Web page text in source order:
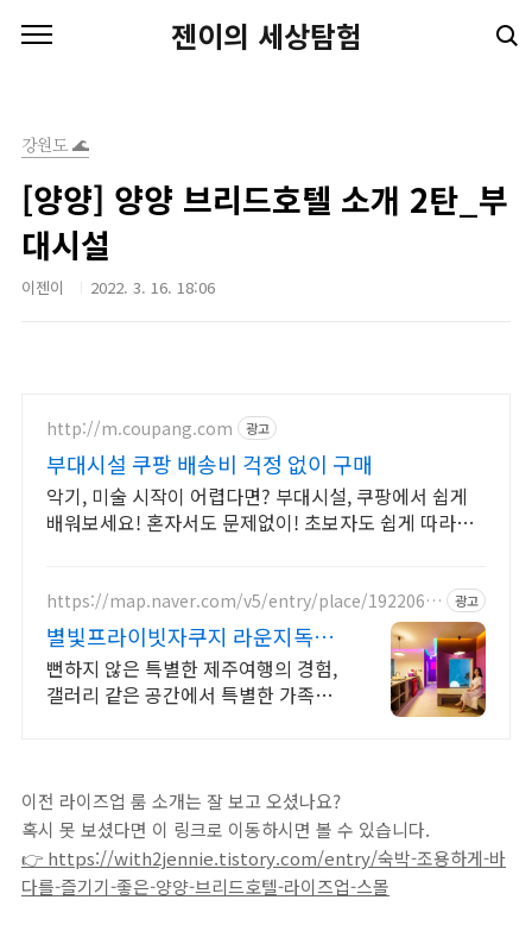
젠이의 세상탐험
강원도 🌊
[양양] 양양 브리드호텔 소개 2탄_부
대시설
이젠이 2022. 3. 16. 18:06
http://m.coupang.com 광고
부대시설 쿠팡 배송비 걱정 없이 구매
악기, 미술 시작이 어렵다면? 부대시설, 쿠팡에서 쉽게
배워보세요! 혼자서도 문제없이! 초보자도 쉽게 따라하
https://map.naver.com/v5/entry/place/1922063
광고
별빛프라이빗자쿠지 라운지독채
사진보다 더좋아요. 찐 리뷰
뻔하지 않은 특별한 제주여행의 경험,
갤러리 같은 공간에서 특별한 가족과
이전 라이즈업 룸 소개는 잘 보고 오셨나요?
혹시 못 보셨다면 이 링크로 이동하시면 볼 수 있습니다.
👉 https://with2jennie.tistory.com/entry/숙박-조용하게-바
다를-즐기기-좋은-양양-브리드호텔-라이즈업-스몰